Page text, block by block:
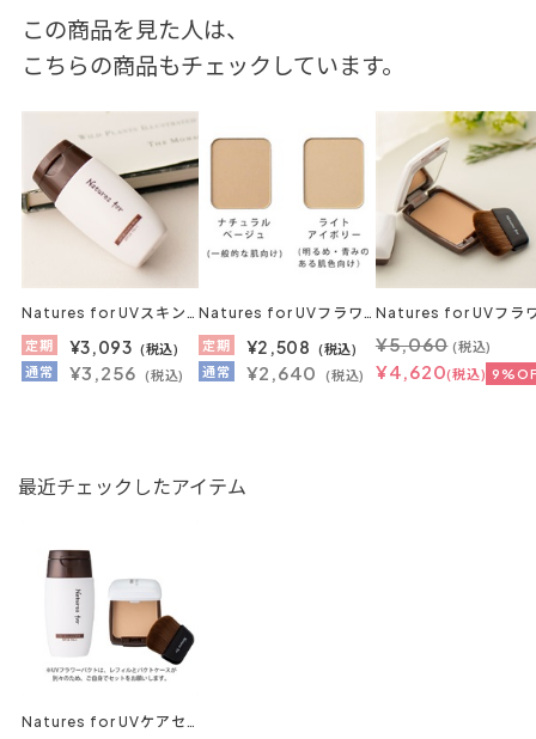
この商品を見た人は、
こちらの商品もチェックしています。
Natures for UVスキンケアミルク 30mL/SPF24・PA++（日焼け止め）
定期 ¥3,093 (税込)
通常
¥3,256 (税込)
Natures for UVフラワーパクト レフィル 11g/SPF32・PA+++（おしろい）
定期 ¥2,508
(税込)
通常
¥2,640 (税込) ¥4,620(税込)
¥5,060 (税込)
最近チェックしたアイテム
Natures for UVケアセット(UVスキンケアミルク30mL １本、UVフラワーパクト レフィル11g １個、パクト １個、ブラシ １個)